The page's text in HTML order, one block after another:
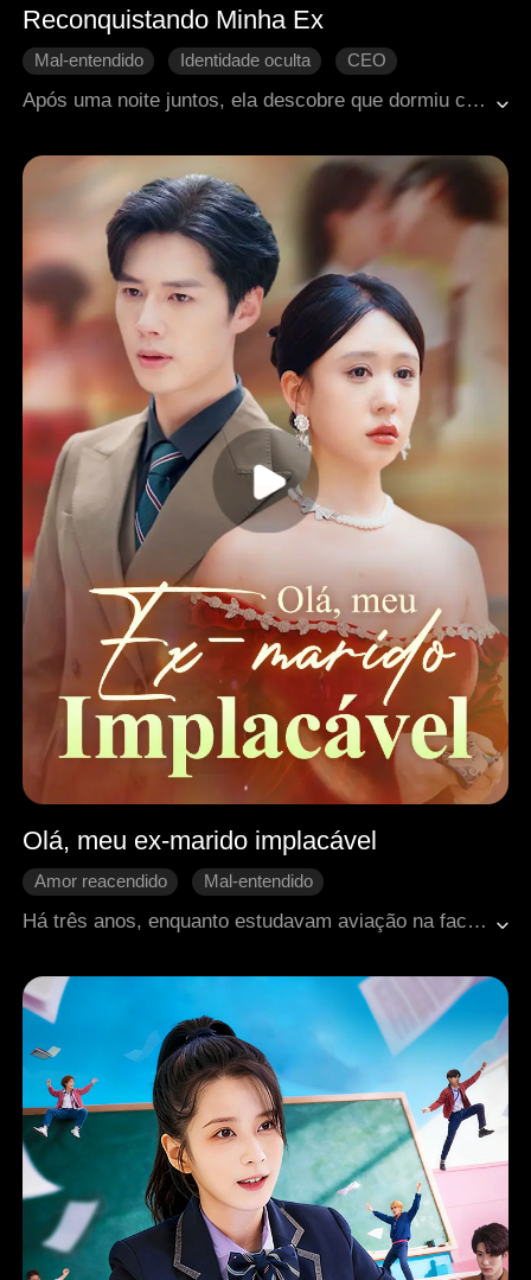
Reconquistando Minha Ex
Mal-entendido Identidade oculta
CEO
Caso de uma noite
Doçura de amor
Romance moderno
Após uma noite juntos, ela descobre que dormiu com o noivo que não via há cinco anos, agora decidido a romper o compromisso. O destino os faz se cruzar novamente, mas ele não sabe quem ela é, e um mal-entendido impede que ela revele a verdade. Eles conseguirão recomeçar e reparar o que foi perdido?
Olá, meu ex-marido implacável
Amor reacendido
Mal-entendido
Reconquista difícil
Romance moderno
Há três anos, enquanto estudavam aviação na faculdade, Cathryn e Jared apaixonaram-se. Contra todas as probabilidades, casaram-se e imaginaram uma vida inteira a voar juntos. Ao interpretar mal um abraço entre Cathryn e o seu pai, Jared pensou erradamente que ela estava envolvida com um homem mais velho para obter ganhos financeiros, o que levou à sua separação. Três anos depois, quando se reencontraram, Jared já estava envolvido com outra mulher...